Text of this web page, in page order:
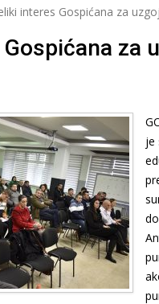
interes Gospićana za
za
je